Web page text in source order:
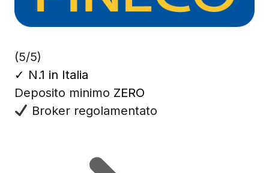
(5/5)
✓ N.1 in Italia
Deposito minimo ZERO
Broker regolamentato